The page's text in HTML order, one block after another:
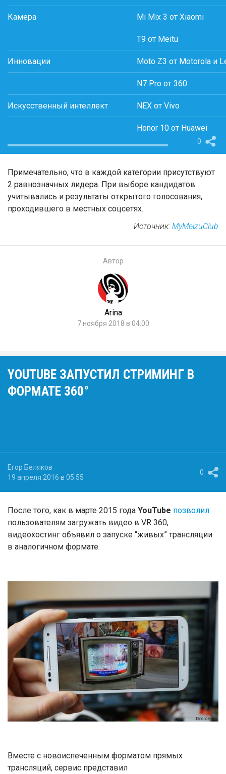
Камера Mi Mix 3 от Xiaomi
T9 от Meitu
Инновации Moto Z3 от Motorola и
N7 Pro от 360
Искусственный интеллект NEX от Vivo
Honor 10 от Huawei
0
Примечательно, что в каждой категории присутствуют
2 равнозначных лидера. При выборе кандидатов
учитывались и результаты открытого голосования,
проходившего в местных соцсетях.
Источник: MyMeizuClub
Автор
Arina
7 ноября 2018 в 04:00
YOUTUBE ЗАПУСТИЛ СТРИМИНГ В
ФОРМАТЕ 360°
Егор Беляков
19 апреля 2016 в 05:55
0
После того, как в марте 2015 года YouTube позволил
пользователям загружать видео в VR 360,
видеохостинг объявил о запуске “живых” трансляции
в аналогичном формате.
Вместе с новоиспеченным форматом прямых
трансляций, сервис представил